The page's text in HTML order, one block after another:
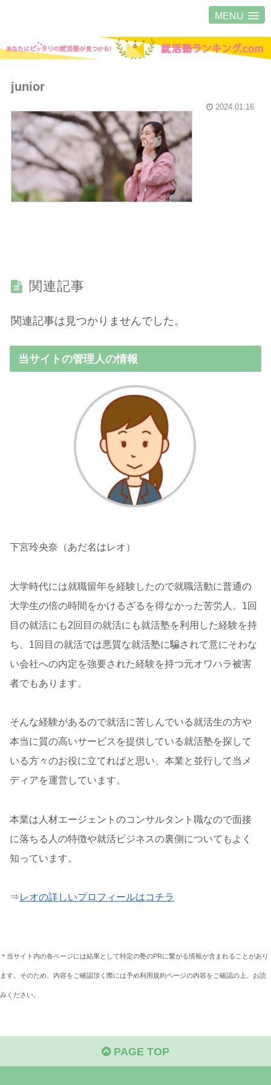
MENU
junior
2024.01.16
関連記事
関連記事は見つかりませんでした。
当サイトの管理人の情報
下宮玲央奈（あだ名はレオ）
大学時代には就職留年を経験したので就職活動に普通の
大学生の倍の時間をかけるざるを得なかった苦労人。1回
目の就活にも2回目の就活にも就活塾を利用した経験を持
ち、1回目の就活では悪質な就活塾に騙されて意にそわな
い会社への内定を強要された経験を持つ元オワハラ被害
者でもあります。
そんな経験があるので就活に苦しんでいる就活生の方や
本当に質の高いサービスを提供している就活塾を探して
いる方々のお役に立てればと思い、本業と並行して当メ
ディアを運営しています。
本業は人材エージェントのコンサルタント職なので面接
に落ちる人の特徴や就活ビジネスの裏側についてもよく
知っています。
⇒レオの詳しいプロフィールはコチラ
＊当サイト内の各ページには結果として特定の塾のPRに繋がる情報が含まれることがあり
ます。そのため、内容をご確認頂く際には予め利用規約ページの内容をご確認の上、お読
みください。
PAGE TOP